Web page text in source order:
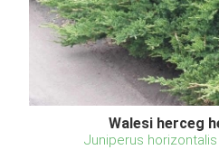
Walesi herceg
Juniperus